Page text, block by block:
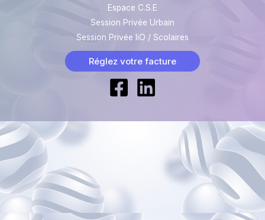
Espace C.S.E
Session Privée Urbain
Session Privée liO / Scolaires
Réglez votre facture